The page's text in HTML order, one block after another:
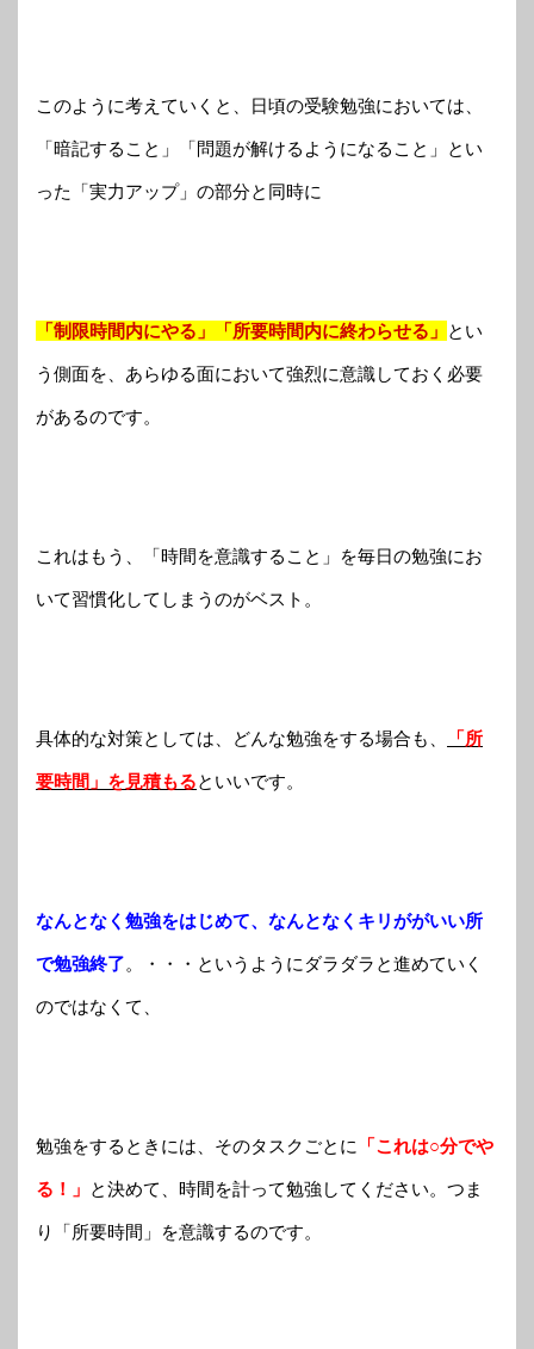
このように考えていくと、日頃の受験勉強においては、
「暗記すること」「問題が解けるようになること」とい
った「実力アップ」の部分と同時に
「制限時間内にやる」「所要時間内に終わらせる」 とい
う側面を、あらゆる面において強烈に意識しておく必要
があるのです。
これはもう、「時間を意識すること」を毎日の勉強にお
いて習慣化してしまうのがベスト。
具体的な対策としては、どんな勉強をする場合も、 「所
要時間」を見積もるといいです。
なんとなく勉強をはじめて、なんとなくキリががいい所
で勉強終了。・・・というようにダラダラと進めていく
のではなくて、
勉強をするときには、そのタスクごとに 「これは○分でや
る！」 と決めて、時間を計って勉強してください。つま
り「所要時間」を意識するのです。